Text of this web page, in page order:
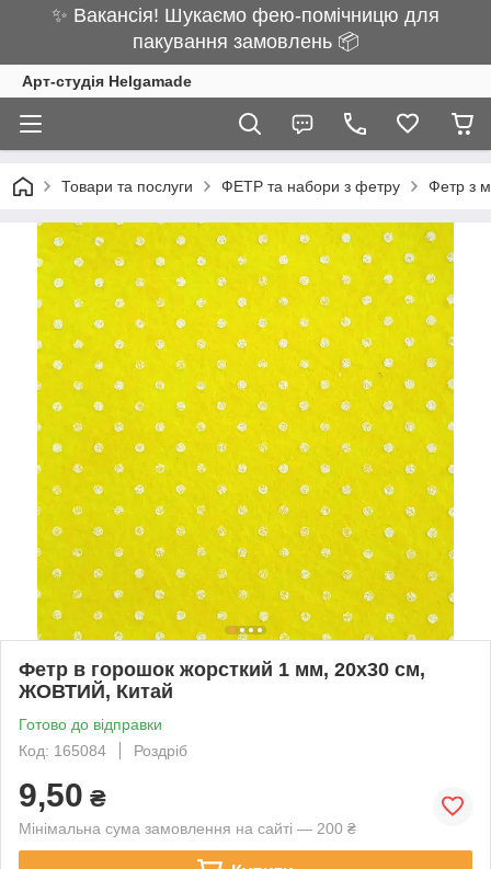
✨ Вакансія! Шукаємо фею-помічницю для
пакування замовлень 📦
Арт-студія Helgamade
Товари та послуги ФЕТР та набори з фетру Фетр з
Фетр в горошок жорсткий 1 мм, 20x30 см,
ЖОВТИЙ, Китай
Готово до відправки
Код: 165084
Роздріб
9,50 ₴
Мінімальна сума замовлення на сайті — 200 ₴